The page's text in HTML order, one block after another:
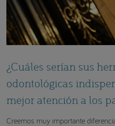
¿Cuáles serían sus
odontológicas
mejor atención a los
Creemos muy importante